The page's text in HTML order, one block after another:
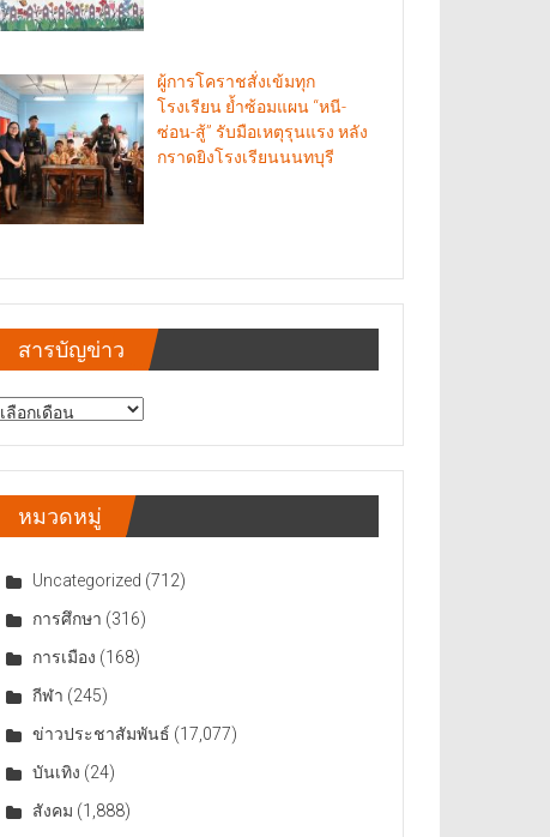
ผู้การโคราชสั่งเข้มทุก
โรงเรียน ย้ำซ้อมแผน “หนี-
ซ่อน-สู้” รับมือเหตุรุนแรง หลัง
กราดยิงโรงเรียนนนทบุรี
สารบัญข่าว
สารบัญ
หมวดหมู่
Uncategorized (712)
การศึกษา (316)
การเมือง (168)
กีฬา (245)
ข่าวประชาสัมพันธ์ (17,077)
บันเทิง (24)
สังคม (1,888)